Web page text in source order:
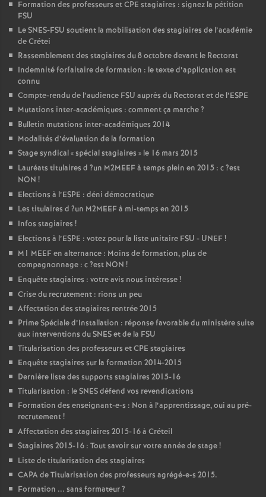
Formation des professeurs etCPE stagiaires : signez la pétition
FSU
LeSNES-FSU soutient la mobilisation des stagiaires de l’académie
de Crétei
Rassemblement des stagiaires du 8 octobre devant le Rectorat
Indemnité forfaitaire de formation : le texte d’application est
connu
Compte-rendu de l’audience FSU auprès du Rectorat et de l’ESPE
Mutations inter-académiques : comment ça marche?
Bulletin mutations inter-académiques 2014
Modalités d’évaluation de la formation
Stage syndical «spécial stagiaires » le 16 mars 2015
Lauréats titulaires d ?un M2MEEFà temps plein en 2015 : c?est
NON !
Elections à l’ESPE : déni démocratique
Les titulaires d ?un M2MEEFà mi-temps en 2015
Infos stagiaires !
Elections à l’ESPE : votez pour la liste unitaire FSU - UNEF!
M1 MEEFen alternance : Moins de formation, plus de
compagnonnage : c?est NON !
Enquête stagiaires : votre avis nous intéresse!
Crise du recrutement : rions un peu
Affectation des stagiaires rentrée 2015
Prime Spéciale d’Installation : réponse favorable du ministère suite
aux interventions duSNESet de la FSU
Titularisation des professeurs etCPE stagiaires
Enquête stagiaires sur la formation 2014-2015
Dernière liste des supports stagiaires 2015-16
Titularisation : leSNESdéfend vos revendications
Formation des enseignant-e-s : Non à l’apprentissage, oui au pré-
recrutement!
Affectation des stagiaires 2015-16 à Créteil
Stagiaires 2015-16 : Tout savoir sur votre année de stage!
Liste de titularisation des stagiaires
CAPAde Titularisation des professeurs agrégé-e-s 2015.
Formation ... sans formateur?